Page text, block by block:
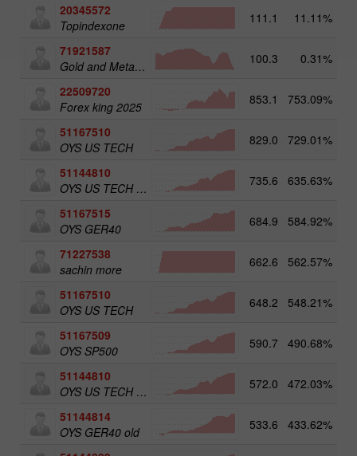
20345572
Topindexone
111.1 11.11%
71921587
Gold and Metals 50
100.3 0.31%
22509720
Forex king 2025
853.1 753.09%
51167510
OYS US TECH
829.0 729.01%
51144810
OYS US TECH old
735.6 635.63%
51167515
OYS GER40
684.9 584.92%
71227538
sachin more
662.6 562.57%
51167510
OYS US TECH
648.2 548.21%
51167509
OYS SP500
590.7 490.68%
51144810
OYS US TECH old
572.0 472.03%
51144814
OYS GER40 old
533.6 433.62%